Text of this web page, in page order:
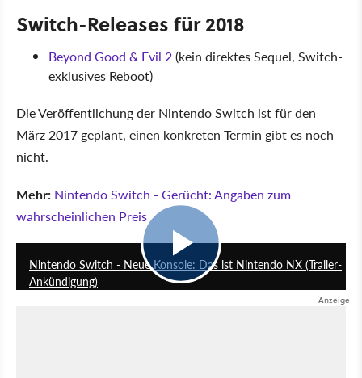
Switch-Releases für 2018
Beyond Good & Evil 2(kein direktes Sequel, Switch-
exklusives Reboot)
Die Veröffentlichung der Nintendo Switch ist für den
März 2017 geplant, einen konkreten Termin gibt es noch
nicht.
Mehr: Nintendo Switch - Gerücht: Angaben zum
wahrscheinlichen Preis
Nintendo Switch - Neue Konsole: Das ist Nintendo NX (Trailer-
Ankündigung)